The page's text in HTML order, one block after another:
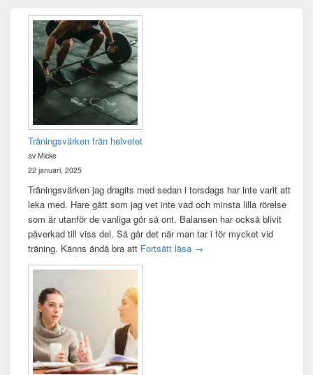
Primära
sidofältet
Widget
område
Träningsvärken från helvetet
av Micke
22 januari, 2025
Träningsvärken jag dragits med sedan i torsdags har inte varit att
leka med. Hare gått som jag vet inte vad och minsta lilla rörelse
som är utanför de vanliga gör så ont. Balansen har också blivit
påverkad till viss del. Så går det när man tar i för mycket vid
träning. Känns ändå bra att Fortsätt läsa Träningsvärken från helvetet
→